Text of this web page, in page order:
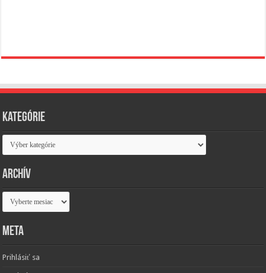
Kategórie
Kategórie
Archív
Archív
Meta
Prihlásiť sa